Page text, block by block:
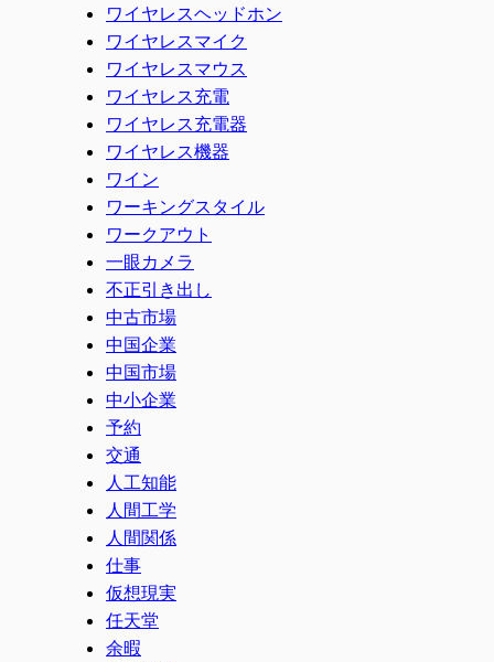
ワイヤレスヘッドホン
ワイヤレスマイク
ワイヤレスマウス
ワイヤレス充電
ワイヤレス充電器
ワイヤレス機器
ワイン
ワーキングスタイル
ワークアウト
一眼カメラ
不正引き出し
中古市場
中国企業
中国市場
中小企業
予約
交通
人工知能
人間工学
人間関係
仕事
仮想現実
任天堂
余暇